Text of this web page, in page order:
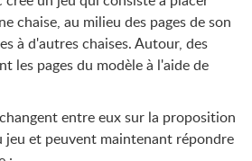
chaise, au milieu des pages de son
à d'autres chaises. Autour, des
les pages du modèle à l'aide de
entre eux sur la proposition
jeu et peuvent maintenant répondre